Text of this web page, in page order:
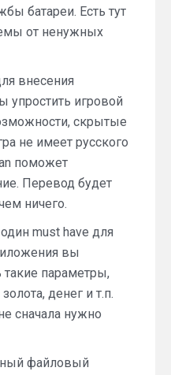
батареи. Есть тут
от ненужных
внесения
упростить игровой
скрытые
не имеет русского
поможет
Перевод будет
ничего.
must have для
вы
параметры,
денег и т.п.
сначала нужно
файловый